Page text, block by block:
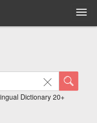
Dictionary 20+